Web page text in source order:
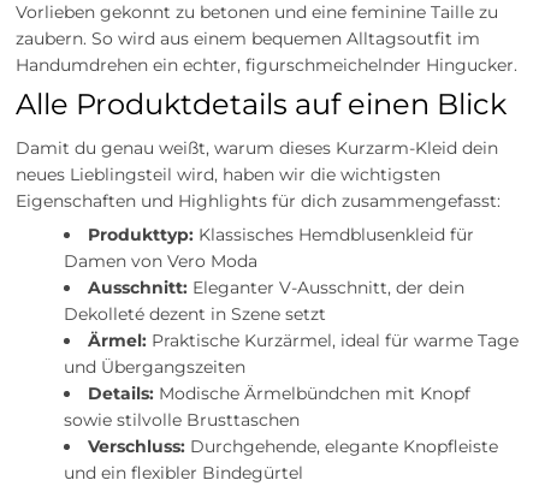
Vorlieben gekonnt zu betonen und eine feminine Taille zu
zaubern. So wird aus einem bequemen Alltagsoutfit im
Handumdrehen ein echter, figurschmeichelnder Hingucker.
Alle Produktdetails auf einen Blick
Damit du genau weißt, warum dieses Kurzarm-Kleid dein
neues Lieblingsteil wird, haben wir die wichtigsten
Eigenschaften und Highlights für dich zusammengefasst:
Produkttyp: Klassisches Hemdblusenkleid für
Damen von Vero Moda
Ausschnitt: Eleganter V-Ausschnitt, der dein
Dekolleté dezent in Szene setzt
Ärmel: Praktische Kurzärmel, ideal für warme Tage
und Übergangszeiten
Details: Modische Ärmelbündchen mit Knopf
sowie stilvolle Brusttaschen
Verschluss: Durchgehende, elegante Knopfleiste
und ein flexibler Bindegürtel